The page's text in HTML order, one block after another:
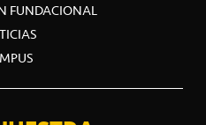
FUNDACIONAL